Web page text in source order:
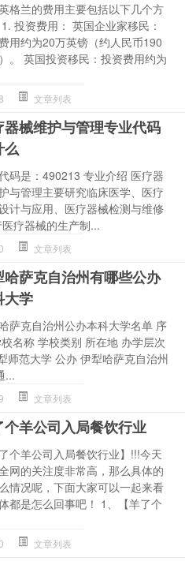
格兰的费用主要包括以下几个方
投资费用： 英国企业家移民：
用约为20万英镑（约人民币190
。 英国投资移民：投资费用约为
文章列表
器械维护与管理专业代码
么
码是：490213 专业介绍 医疗器
与管理主要研究临床医学、医疗
计与应用、医疗器械检测与维修
疗器械的生产制...
文章列表
哈萨克自治州有哪些公办
大学
萨克自治州公办本科大学名单 序
名称 学校类别 所在地 办学层次
师范大学 公办 伊犁哈萨克自治州
...
文章列表
个羊公司入局餐饮行业
了个羊公司入局餐饮行业】!!!今天
网的关注度非常高，那么具体的
情况呢，下面大家可以一起来看
都是怎么回事吧！ 1、【羊了个
文章列表